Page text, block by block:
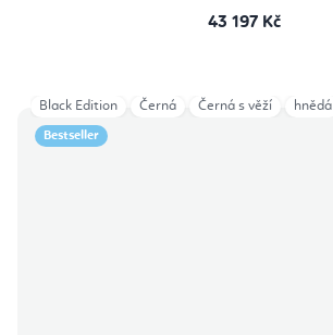
43 197 Kč
Bestseller
Black Edition Černá Černá s věží hnědá